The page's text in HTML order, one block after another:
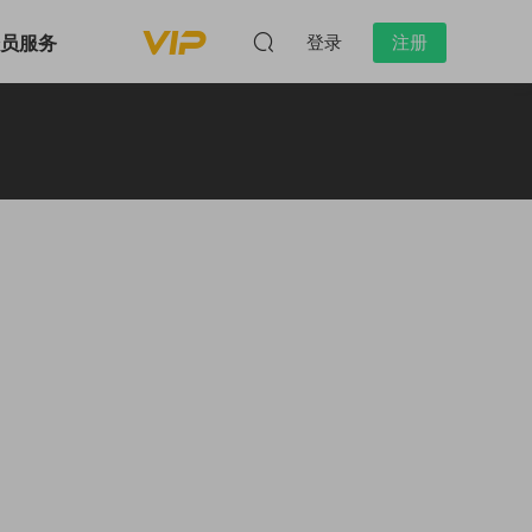
服务 登录 注册